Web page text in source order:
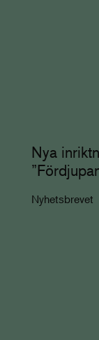
Nya
Nyhetsbrevet